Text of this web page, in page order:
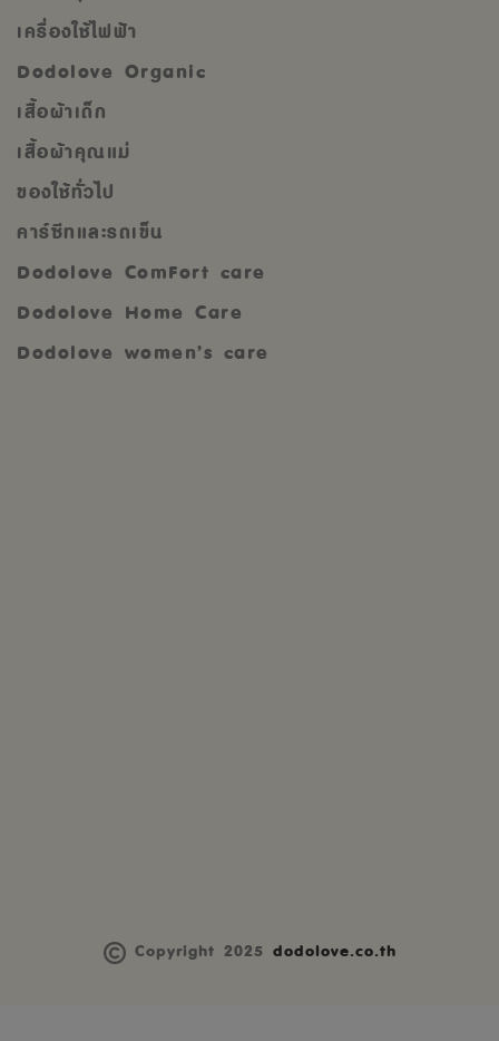
เครื่องใช้ไฟฟ้า
Dodolove Organic
เสื้อผ้าเด็ก
เสื้อผ้าคุณแม่
ของใช้ทั่วไป
คาร์ซีทและรถเข็น
Dodolove ComFort care
Dodolove Home Care
Dodolove women’s care
Copyright 2025 dodolove.co.th